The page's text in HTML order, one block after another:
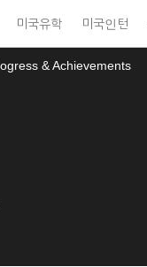
미국유학 미국인턴
& Achievements